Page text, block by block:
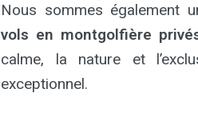
Nous sommes également
vols en montgolfière
calme, la nature et
exceptionnel.